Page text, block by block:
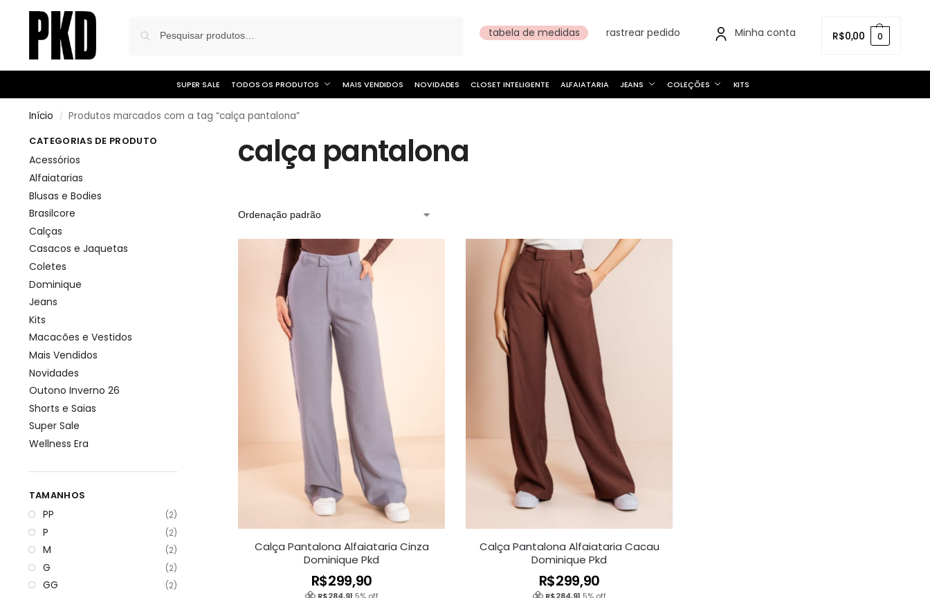
tabela de medidas rastrear pedido Minha conta R$0,00 0
SUPER SALE TODOS OS PRODUTOS MAIS VENDIDOS NOVIDADES CLOSET INTELIGENTE ALFAIATARIA JEANS COLEÇÕES KITS
Início / Produtos marcados com a tag “calça pantalona”
calça pantalona
Calça Pantalona Alfaiataria Cinza
Dominique Pkd
R$299,90
R$284,91 5% off
Calça Pantalona Alfaiataria Cacau
Dominique Pkd
R$299,90
R$284,91 5% off
CATEGORIAS DE PRODUTO
Acessórios
Alfaiatarias
Blusas e Bodies
Brasilcore
Calças
Casacos e Jaquetas
Coletes
Dominique
Jeans
Kits
Macacões e Vestidos
Mais Vendidos
Novidades
Outono Inverno 26
Shorts e Saias
Super Sale
Wellness Era
TAMANHOS
PP (2)
P (2)
M (2)
G (2)
GG (2)